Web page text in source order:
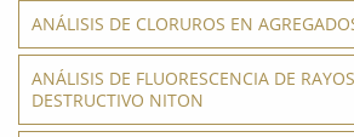
ANÁLISIS DE CLORUROS EN
ANÁLISIS DE FLUORESCENCIA DE
DESTRUCTIVO NITON